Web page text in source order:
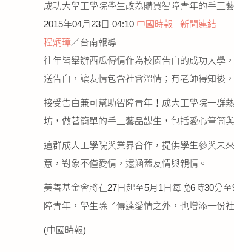
成功大學工學院學生改為購買智障青年的手工
2015年04月23日 04:10 中國時報
新聞連結
程炳璋／台南報導
往年皆舉辦西瓜傳情作為校園告白的成功大學
送告白，讓友情包含社會溫情；有老師得知後
接受告白兼可幫助智障青年！成大工學院一群
坊，做著簡單的手工藝品謀生，包括愛心筆筒
這群成大工學院與業界合作，提供學生參與未
意，對象不僅愛情，還涵蓋友情與親情。
美善基金會將在27日起至5月1日每晚6時30分
障青年，學生除了傳達愛情之外，也增添一份
(中國時報)